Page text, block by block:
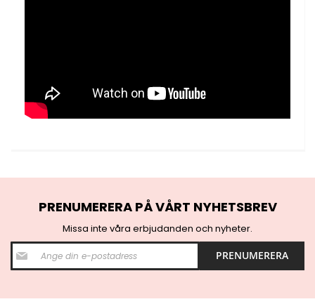
PRENUMERERA PÅ VÅRT NYHETSBREV
Missa inte våra erbjudanden och nyheter.
S
i
g
PRENUMERERA